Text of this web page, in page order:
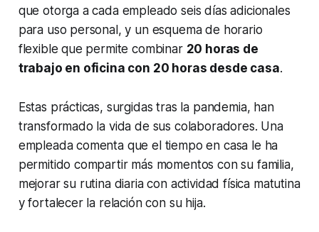
que otorga a cada empleado seis días adicionales
para uso personal, y un esquema de horario
flexible que permite combinar 20 horas de
trabajo en oficina con 20 horas desde casa.
Estas prácticas, surgidas tras la pandemia, han
transformado la vida de sus colaboradores. Una
empleada comenta que el tiempo en casa le ha
permitido compartir más momentos con su familia,
mejorar su rutina diaria con actividad física matutina
y fortalecer la relación con su hija.